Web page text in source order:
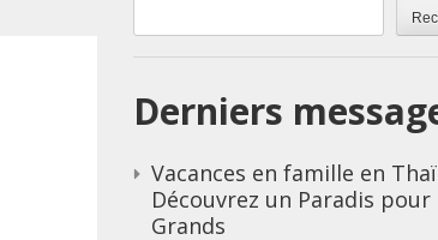
Derniers
Vacances en famille en
Découvrez un Paradis
Grands